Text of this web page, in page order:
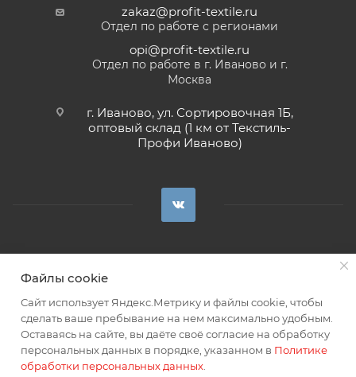
zakaz@profit-textile.ru
Отдел по работе с регионами
opi@profit-textile.ru
Отдел по работе в г. Иваново и г.
Москва
г. Иваново, ул. Сортировочная 1Б,
оптовый склад (1 км от Текстиль-
Профи Иваново)
2026 © Все права защищены. Интернет-магазин тканей «Профит».
По правилам дистанционной торговли предложение организации
является публичной офертой.
Файлы cookie
Сайт использует Яндекс.Метрику и файлы cookie, чтобы
сделать ваше пребывание на нем максимально удобным.
Оставаясь на сайте, вы даёте своё согласие на обработку
персональных данных в порядке, указанном в Политике
обработки персональных данных